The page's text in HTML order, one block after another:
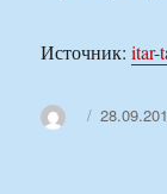
Источник:itar-
Автор